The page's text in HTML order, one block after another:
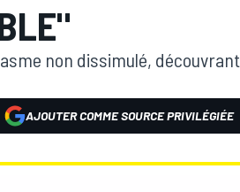
non dissimulé, découvrant
AJOUTER COMME SOURCE PRIVILÉGIÉE